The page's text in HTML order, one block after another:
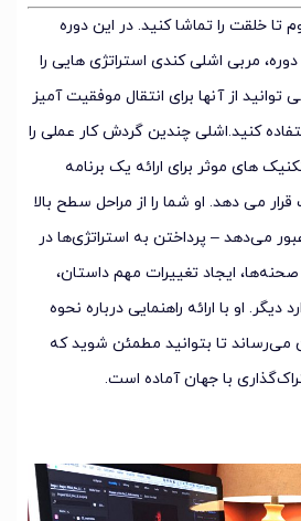
خلقت را تماشا کنید. در این دوره
مربی اشلی کندی استراتژی هایی را
از آنها برای انتقال موفقیت آمیز
کنید.اشلی چندین گردش کار عملی را
های موثر برای ارائه یک برنامه
می دهد. او شما را از مراحل سطح بالا
می‌دهد – پرداختن به استراتژی‌ها در
ایجاد تغییرات مهم داستان،
دیگر. او با ارائه راهنمایی درباره نحوه
می‌رساند تا بتوانید مطمئن شوید که
با جهان آماده است.